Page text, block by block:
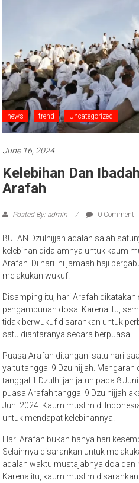
news trend Uncategorized
June 16, 2024
Kelebihan Dan
Arafah
Posted By: admin 0 Comment
BULAN Dzulhijjah adalah salah
kelebihan didalamnya untuk kaum
Arafah. Di hari ini jamaah haji
melakukan wukuf.
Disamping itu, hari Arafah
pengampunan dosa. Karena itu,
tidak berwukuf disarankan untuk
satu diantaranya secara berpuasa.
Puasa Arafah ditangani satu hari
yaitu tanggal 9 Dzulhijjah. Mengarah
tanggal 1 Dzulhijjah jatuh pada 8
puasa Arafah tanggal 9 Dzulhijjah
Juni 2024. Kaum muslim di
untuk mendapat kelebihannya.
Hari Arafah bukan hanya hari
Selainnya disarankan untuk
adalah waktu mustajabnya doa dan
Karena itu, kaum muslim